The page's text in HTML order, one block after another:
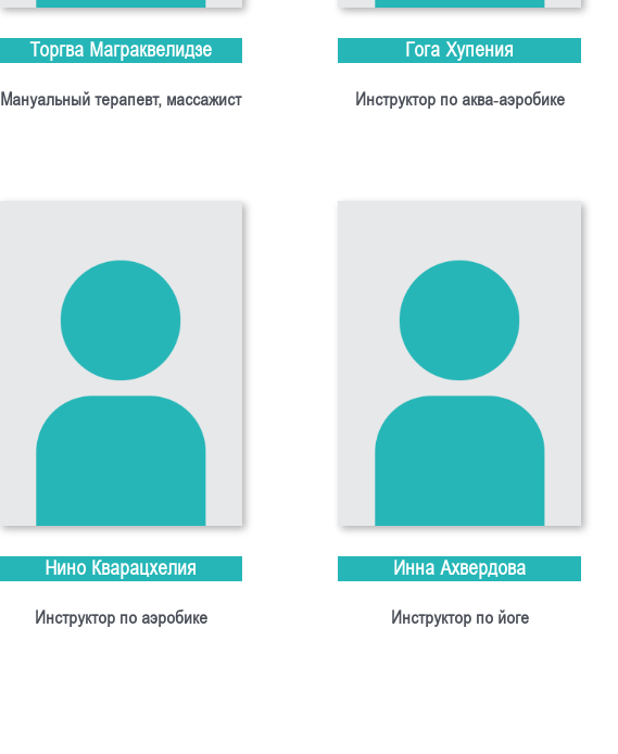
Торгва Маграквелидзе
Мануальный терапевт, массажист
Гога Хупения
Инструктор по аква-аэробике
Нино Кварацхелия
Инструктор по аэробике
Инна Ахвердова
Инструктор по йоге